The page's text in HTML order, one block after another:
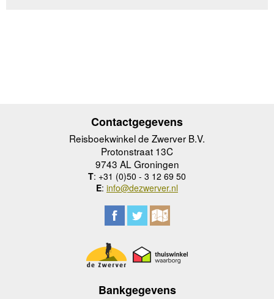
Contactgegevens
Reisboekwinkel de Zwerver B.V.
Protonstraat 13C
9743 AL Groningen
T: +31 (0)50 - 3 12 69 50
E: info@dezwerver.nl
Bankgegevens